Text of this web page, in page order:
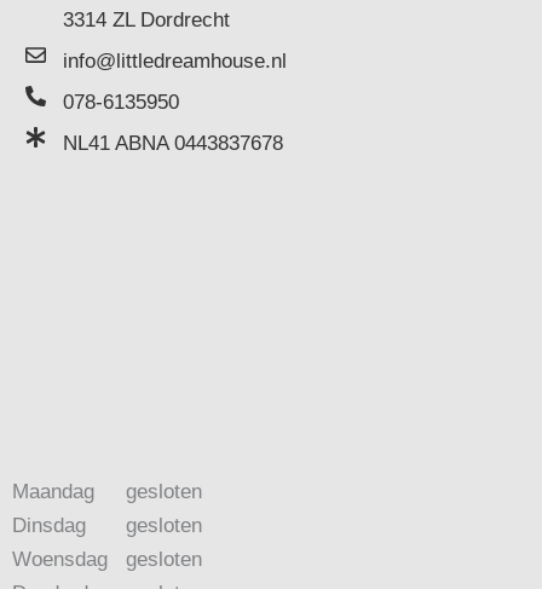
3314 ZL Dordrecht
info@littledreamhouse.nl
078-6135950
NL41 ABNA 0443837678
Maandag
Dinsdag
Woensdag
gesloten
gesloten
gesloten